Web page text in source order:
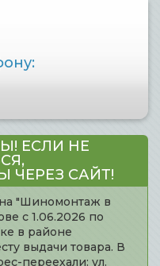
ЕСЛИ НЕ
ЧЕРЕЗ САЙТ!
"Шиномонтаж в
с 1.06.2026 по
в районе
выдачи товара. В
переехали: ул.